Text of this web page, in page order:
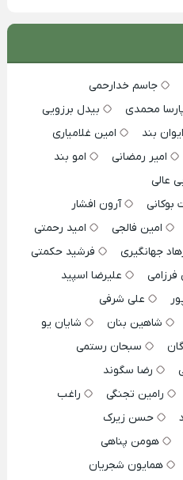
جاسم خدارحمی
محمدی
بیدل برزویی
ایوان بند
امین غلامیاری
امیر رمضانی
امو بند
عالی
بوکانی
آرون افشار
امین فالجی
امید رحمتی
جهانگیری
فرشید حکمتی
فرزامی
علیرضا اسپید
علی شرفی
شاهین بنان
شایان یو
سبحان رستمی
رضا سگوند
رامین تجنگی
راغب
حسن زیرک
هومن پناهی
همایون شجریان